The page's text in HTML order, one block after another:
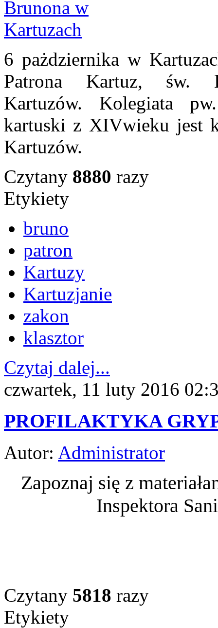
6 pażdziernika w
Patrona Kartuz, św.
Kartuzów. Kolegiata
kartuski z XIVwieku jest
Kartuzów.
Czytany 8880 razy
Etykiety
bruno
patron
Kartuzy
Kartuzjanie
zakon
klasztor
Czytaj dalej...
czwartek, 11 luty 2016
PROFILAKTYKA
Autor: Administrator
Zapoznaj się z
Inspektora
Czytany 5818 razy
Etykiety